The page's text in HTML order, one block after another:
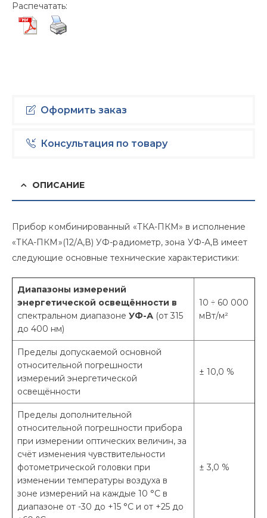
Распечатать:
Оформить заказ
Консультация по товару
ОПИСАНИЕ
Прибор комбинированный «ТКА-ПКМ» в исполнение
«ТКА-ПКМ»(12/А,В) УФ-радиометр, зона УФ-А,В имеет
следующие основные технические характеристики:
Диапазоны измерений
энергетической освещённости в
спектральном диапазоне УФ-А (от 315
до 400 нм)
10 ÷ 60 000
мВт/м²
Пределы допускаемой основной
относительной погрешности
измерений энергетической
освещённости
± 10,0 %
Пределы дополнительной
относительной погрешности прибора
при измерении оптических величин, за
счёт изменения чувствительности
фотометрической головки при
изменении температуры воздуха в
зоне измерений на каждые 10 °С в
диапазоне от -30 до +15 °С и от +25 до
± 3,0 %